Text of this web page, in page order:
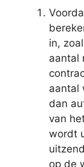
in,
aantal
aantal
dan
van
wordt
op de